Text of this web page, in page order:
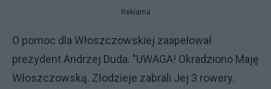
Reklama
O pomoc dla Włoszczowskiej zaapelował
prezydent Andrzej Duda. "UWAGA! Okradziono Maję
Włoszczowską. Złodzieje zabrali Jej 3 rowery.